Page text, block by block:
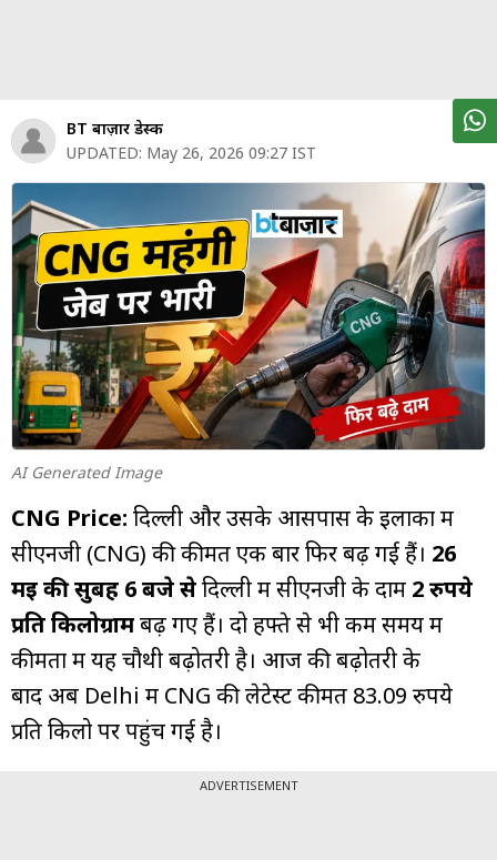
बाज़ार
ट्रेंडिंग
बिजनेस
न्यूज
वीडियो
म्यूचुअल
फंड
BT बाज़ार डेस्क
UPDATED: May 26, 2026 09:27 IST
AI Generated Image
CNG Price: दिल्ली और उसके आसपास के इलाकों में
सीएनजी (CNG) की कीमतें एक बार फिर बढ़ गई हैं। 26
मई की सुबह 6 बजे सेदिल्ली में सीएनजी के दाम 2 रुपये
प्रति किलोग्रामबढ़ गए हैं। दो हफ्ते से भी कम समय में
कीमतों में यह चौथी बढ़ोतरी है। आज की बढ़ोतरी के
बाद अब Delhi में CNG की लेटेस्ट कीमत 83.09 रुपये
प्रति किलो पर पहुंच गई है।
ADVERTISEMENT